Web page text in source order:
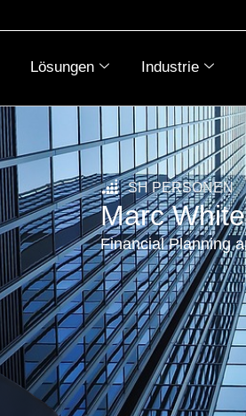
Lösungen Industrie
SH PERSONEN
Marc White
Financial Planning